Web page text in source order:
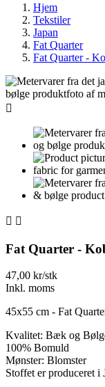
Hjem
Tekstiler
Japan
Fat Quarter
Fat Quarter -

 
Fat Quarter -
47,00 kr/stk
Inkl. moms
45x55 cm - Fat
Kvalitet: Bæk og
100% Bomuld
Mønster: Blomster
Stoffet er produceret i